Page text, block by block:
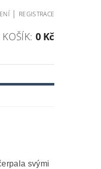
| REGISTRACE
KOŠÍK: 0 Kč
svými